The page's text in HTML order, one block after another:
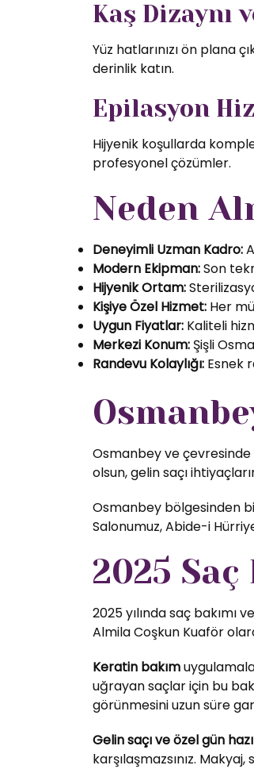
Kaş Dizaynı
Yüz hatlarınızı ön plana
derinlik katın.
Epilasyon
Hijyenik koşullarda
profesyonel çözümler.
Neden
Deneyimli Uzman Kadro:
Modern Ekipman:Son
Hijyenik Ortam:
Kişiye Özel Hizmet: Her
Uygun Fiyatlar: Kaliteli
Merkezi Konum: Şişli
Randevu Kolaylığı: Esnek
Osmanbey ve çevresinde
olsun, gelin saçı
Osmanbey bölgesinden
Salonumuz, Abide-i
2025
2025 yılında saç
Almila Coşkun Kuaför
Keratin bakım
uğrayan saçlar için bu
görünmesini uzun süre
Gelin saçı ve özel gün
karşılaşmazsınız.